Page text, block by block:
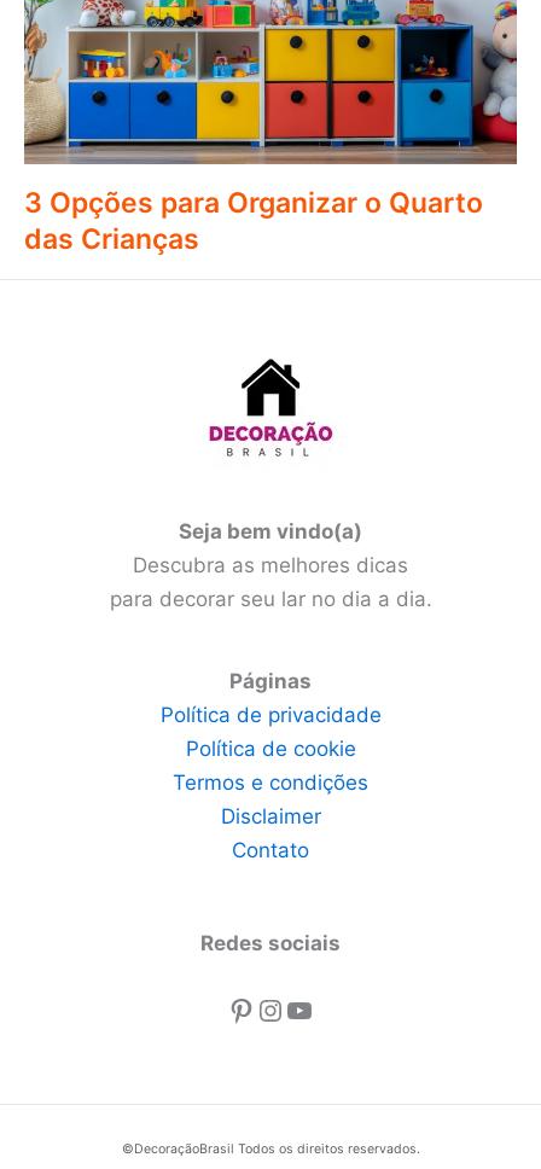
3 Opções para Organizar o Quarto
das Crianças
Seja bem vindo(a)
Descubra as melhores dicas
para decorar seu lar no dia a dia.
Páginas
Política de privacidade
Política de cookie
Termos e condições
Disclaimer
Contato
Redes sociais
Pinterest
Instagram
Youtube
©DecoraçãoBrasil Todos os direitos reservados.